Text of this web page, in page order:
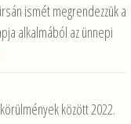
ismét megrendezzük a
alkalmából az ünnepi
között 2022.